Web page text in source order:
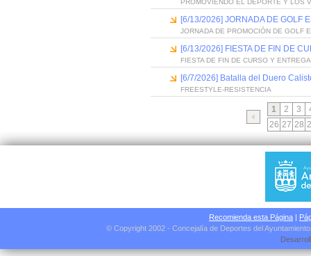
PROMOVIENDO EL DEPORTE Y LOS
[6/13/2026] JORNADA DE GOLF
JORNADA DE PROMOCIÓN DE GOLF
[6/13/2026] FIESTA DE FIN DE
FIESTA DE FIN DE CURSO Y
[6/7/2026] Batalla del Duero
FREESTYLE-RESISTENCIA
1 2 3
26 27 28
Recomienda esta Página |
© Copyright 2002 - Concejalía de Deportes del